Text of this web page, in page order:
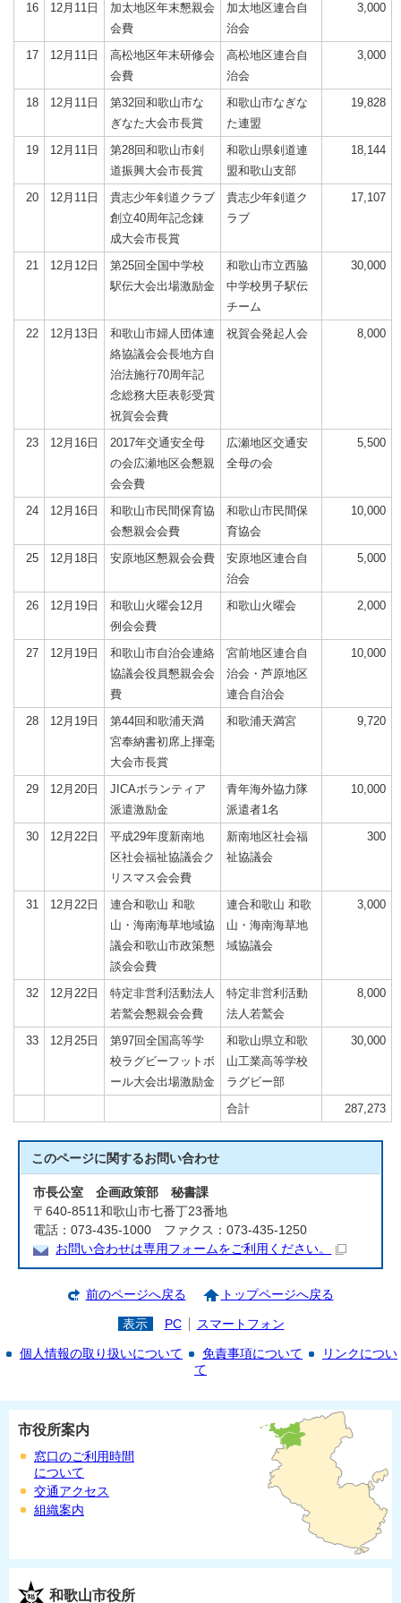
16 12月11日
加太地区年末懇親会
会費
加太地区連合自
治会
3,000
17 12月11日
高松地区年末研修会
会費
高松地区連合自
治会
3,000
18 12月11日
第32回和歌山市な
ぎなた大会市長賞
和歌山市なぎな
た連盟
19,828
19 12月11日
第28回和歌山市剣
道振興大会市長賞
和歌山県剣道連
盟和歌山支部
18,144
20 12月11日
貴志少年剣道クラブ
創立40周年記念錬
成大会市長賞
貴志少年剣道ク
ラブ
17,107
21 12月12日
第25回全国中学校
駅伝大会出場激励金
和歌山市立西脇
中学校男子駅伝
チーム
30,000
22 12月13日
和歌山市婦人団体連
絡協議会会長地方自
治法施行70周年記
念総務大臣表彰受賞
祝賀会会費
祝賀会発起人会 8,000
23 12月16日
2017年交通安全母
の会広瀬地区会懇親
会会費
広瀬地区交通安
全母の会
5,500
24 12月16日
和歌山市民間保育協
会懇親会会費
和歌山市民間保
育協会
10,000
25 12月18日 安原地区懇親会会費
安原地区連合自
治会
5,000
26 12月19日
和歌山火曜会12月
例会会費
和歌山火曜会 2,000
27 12月19日
和歌山市自治会連絡
協議会役員懇親会会
費
宮前地区連合自
治会・芦原地区
連合自治会
10,000
28 12月19日
第44回和歌浦天満
宮奉納書初席上揮毫
大会市長賞
和歌浦天満宮 9,720
29 12月20日
JICAボランティア
派遣激励金
青年海外協力隊
派遣者1名
10,000
30 12月22日
平成29年度新南地
区社会福祉協議会ク
リスマス会会費
新南地区社会福
祉協議会
300
31 12月22日
連合和歌山 和歌
山・海南海草地域協
議会和歌山市政策懇
談会会費
連合和歌山 和歌
山・海南海草地
域協議会
3,000
32 12月22日
特定非営利活動法人
若鷲会懇親会会費
特定非営利活動
法人若鷲会
8,000
33 12月25日
第97回全国高等学
校ラグビーフットボ
ール大会出場激励金
和歌山県立和歌
山工業高等学校
ラグビー部
30,000
合計 287,273
このページに関するお問い合わせ
市長公室 企画政策部 秘書課
〒640-8511和歌山市七番丁23番地
電話：073-435-1000 ファクス：073-435-1250
お問い合わせは専用フォームをご利用ください。
前のページへ戻る トップページへ戻る
表示 PC スマートフォン
個人情報の取り扱いについて 免責事項について
リンクについ
て
市役所案内
窓口のご利用時間
について
交通アクセス
組織案内
和歌山市役所